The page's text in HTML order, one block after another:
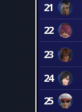
21
22
23
24
25